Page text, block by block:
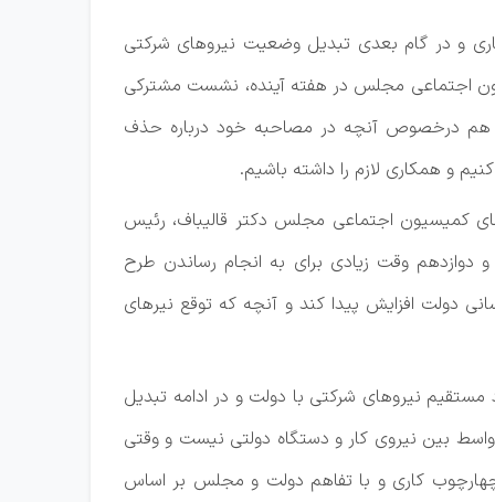
و در گام بعدی تبدیل وضعیت نیرو‌های شرکتی
اجتماعی مجلس در هفته آینده، نشست مشترکی
تا هم درخصوص آنچه در مصاحبه خود درباره حذف
و همکاری لازم را داشته باشیم.
اجتماعی مجلس دکتر قالیباف، رئیس
وقت زیادی برای به انجام رساندن طرح
دولت افزایش پیدا کند و آنچه که توقع نیر‌های
مستقیم نیرو‌های شرکتی با دولت و در ادامه تبدیل
بین نیروی کار و دستگاه دولتی نیست و وقتی
چهارچوب کاری و با تفاهم دولت و مجلس بر اساس